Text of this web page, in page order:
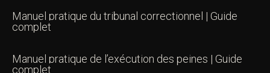
Manuel pratique du tribunal correctionnel | Guide
complet
Manuel pratique de l’exécution des peines | Guide
complet